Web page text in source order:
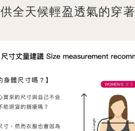
供全天候輕盈透氣的穿著